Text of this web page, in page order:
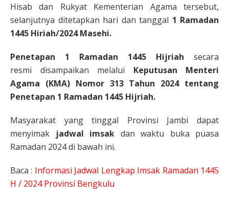
Hisab dan Rukyat Kementerian Agama tersebut,
selanjutnya ditetapkan hari dan tanggal 1 Ramadan
1445 Hiriah/2024 Masehi.
Penetapan 1 Ramadan 1445 Hijriah secara
resmi disampaikan melalui Keputusan Menteri
Agama (KMA) Nomor 313 Tahun 2024 tentang
Penetapan 1 Ramadan 1445 Hijriah.
Masyarakat yang tinggal Provinsi Jambi dapat
menyimak jadwal imsak dan waktu buka puasa
Ramadan 2024 di bawah ini.
Baca : Informasi Jadwal Lengkap Imsak Ramadan 1445
H / 2024 Provinsi Bengkulu